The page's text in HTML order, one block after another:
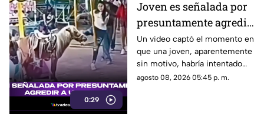
0:29
Joven es señalada por
presuntamente agredir
a un pony en feria de
Pueblo Mágico
Un video captó el momento en
que una joven, aparentemente
sin motivo, habría intentado
agredir a un pequeño pony.
agosto 08, 2026 05:45 p. m.